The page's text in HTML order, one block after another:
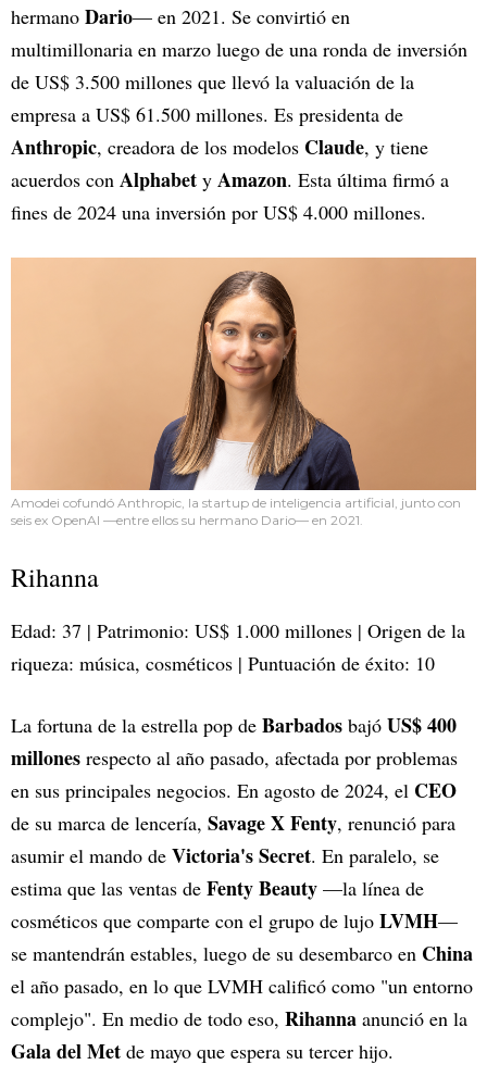
hermano Dario— en 2021. Se convirtió en
multimillonaria en marzo luego de una ronda de inversión
de US$ 3.500 millones que llevó la valuación de la
empresa a US$ 61.500 millones. Es presidenta de
Anthropic, creadora de los modelos Claude, y tiene
acuerdos con Alphabet y Amazon. Esta última firmó a
fines de 2024 una inversión por US$ 4.000 millones.
Amodei cofundó Anthropic, la startup de inteligencia artificial, junto con
seis ex OpenAI —entre ellos su hermano Dario— en 2021.
Rihanna
Edad: 37 | Patrimonio: US$ 1.000 millones | Origen de la
riqueza: música, cosméticos | Puntuación de éxito: 10
La fortuna de la estrella pop de Barbados bajó US$ 400
millones respecto al año pasado, afectada por problemas
en sus principales negocios. En agosto de 2024, el CEO
de su marca de lencería, Savage X Fenty, renunció para
asumir el mando de Victoria's Secret. En paralelo, se
estima que las ventas de Fenty Beauty —la línea de
cosméticos que comparte con el grupo de lujo LVMH—
se mantendrán estables, luego de su desembarco en China
el año pasado, en lo que LVMH calificó como "un entorno
complejo". En medio de todo eso, Rihanna anunció en la
Gala del Met de mayo que espera su tercer hijo.